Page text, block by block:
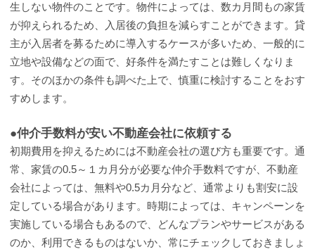
生しない物件のことです。物件によっては、数カ月間もの家賃
が抑えられるため、入居後の負担を減らすことができます。貸
主が入居者を募るために導入するケースが多いため、一般的に
立地や設備などの面で、好条件を満たすことは難しくなりま
す。そのほかの条件も調べた上で、慎重に検討することをおす
すめします。
●仲介手数料が安い不動産会社に依頼する
初期費用を抑えるためには不動産会社の選び方も重要です。通
常、家賃の0.5～１カ月分が必要な仲介手数料ですが、不動産
会社によっては、無料や0.5カ月分など、通常よりも割安に設
定している場合があります。時期によっては、キャンペーンを
実施している場合もあるので、どんなプランやサービスがある
のか、利用できるものはないか、常にチェックしておきましょ